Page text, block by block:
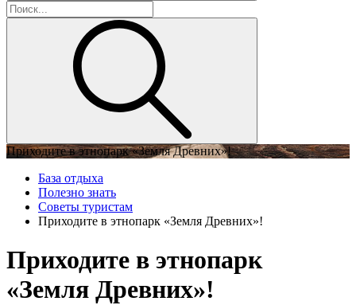
Приходите в этнопарк «Земля Древних»!
База отдыха
Полезно знать
Советы туристам
Приходите в этнопарк «Земля Древних»!
Приходите в этнопарк
«Земля Древних»!